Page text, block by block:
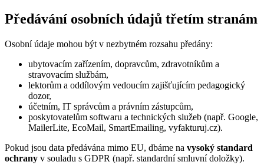
Předávání osobních údajů třetím stranám
Osobní údaje mohou být v nezbytném rozsahu předány:
ubytovacím zařízením, dopravcům, zdravotníkům a
stravovacím službám,
lektorům a oddílovým vedoucím zajišťujícím pedagogický
dozor,
účetním, IT správcům a právním zástupcům,
poskytovatelům softwaru a technických služeb (např. Google,
MailerLite, EcoMail, SmartEmailing, vyfakturuj.cz).
Pokud jsou data předávána mimo EU, dbáme na vysoký standard
ochrany v souladu s GDPR (např. standardní smluvní doložky).